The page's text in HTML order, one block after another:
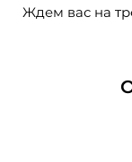
Ждем вас на